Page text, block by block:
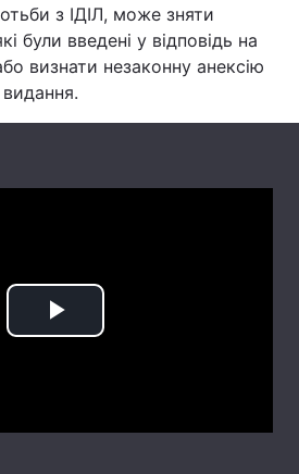
Туризм
Погода
з ІДІЛ, може зняти
були введені у відповідь на
визнати незаконну анексію
Play